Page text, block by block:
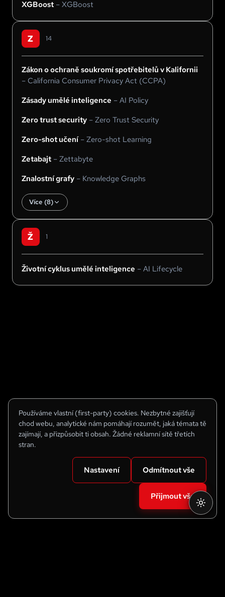
Používáme vlastní (first-party) cookies. Nezbytné zajišťují
chod webu, analytické nám pomáhají rozumět, jaká témata tě
zajímají, a přizpůsobit ti obsah. Žádné reklamní sítě třetích
stran.
Nastavení Odmítnout vše
Přijmout vše
XGBoost – XGBoost
Z 14
Zákon o ochraně soukromí spotřebitelů v Kalifornii
– California Consumer Privacy Act (CCPA)
Zásady umělé inteligence – AI Policy
Zero trust security – Zero Trust Security
Zero-shot učení– Zero-shot Learning
Zetabajt – Zettabyte
Znalostní grafy – Knowledge Graphs
Více (8)
Ž 1
Životní cyklus umělé inteligence – AI Lifecycle